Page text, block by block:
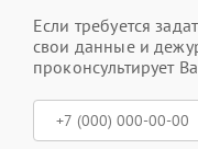
Если требуется
свои данные и
проконсультирует